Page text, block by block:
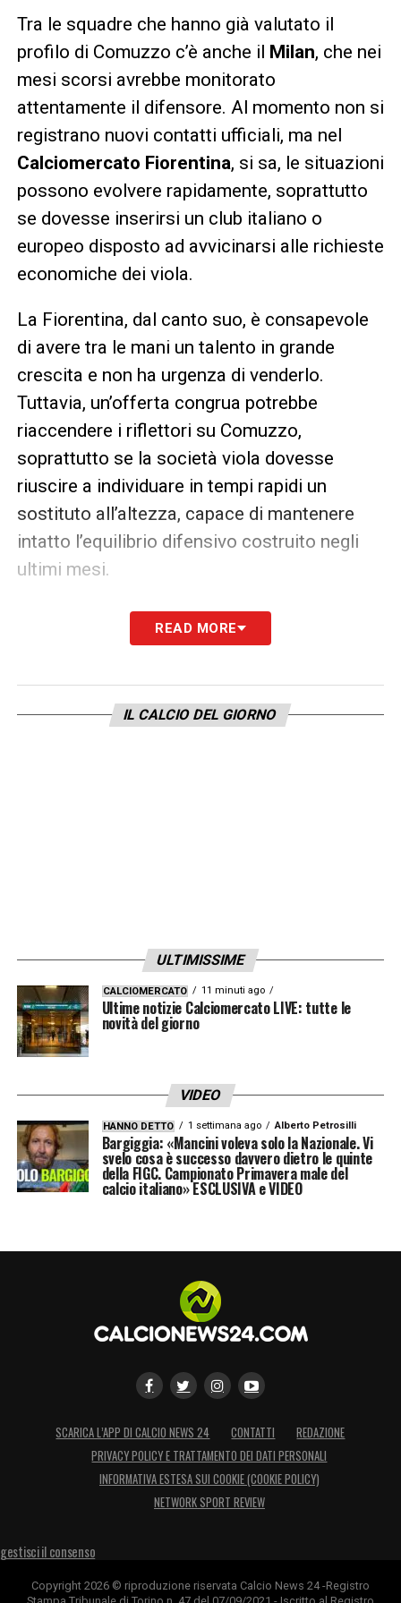
Tra le squadre che hanno già valutato il
profilo di Comuzzo c’è anche il Milan, che nei
mesi scorsi avrebbe monitorato
attentamente il difensore. Al momento non si
registrano nuovi contatti ufficiali, ma nel
Calciomercato Fiorentina, si sa, le situazioni
possono evolvere rapidamente, soprattutto
se dovesse inserirsi un club italiano o
europeo disposto ad avvicinarsi alle richieste
economiche dei viola.
La Fiorentina, dal canto suo, è consapevole
di avere tra le mani un talento in grande
crescita e non ha urgenza di venderlo.
Tuttavia, un’offerta congrua potrebbe
riaccendere i riflettori su Comuzzo,
soprattutto se la società viola dovesse
riuscire a individuare in tempi rapidi un
sostituto all’altezza, capace di mantenere
intatto l’equilibrio difensivo costruito negli
ultimi mesi.
Calciomercato Fiorentina: ultimi
giorni di valutazioni
Con la chiusura della sessione di mercato
alle porte, il Calciomercato Fiorentinaentra
scrivere, e la Fiorentina resta alla finestra,
pronta a cogliere l’opportunità giusta.
LA PLAYLIST DELLE NOSTRE TOP NEWS
READ MORE
IL CALCIO DEL GIORNO
ULTIMISSIME
CALCIOMERCATO 11 minuti ago
Ultime notizie Calciomercato LIVE: tutte le
novità del giorno
VIDEO
HANNO DETTO 1 settimana ago Alberto Petrosilli
Bargiggia: «Mancini voleva solo la Nazionale. Vi
svelo cosa è successo davvero dietro le quinte
della FIGC. Campionato Primavera male del
calcio italiano» ESCLUSIVA e VIDEO
SCARICA L’APP DI CALCIO NEWS 24 CONTATTI
REDAZIONE
PRIVACY POLICY E TRATTAMENTO DEI DATI PERSONALI
INFORMATIVA ESTESA SUI COOKIE (COOKIE POLICY)
NETWORK SPORT REVIEW
gestisci il consenso
Copyright 2026 © riproduzione riservata Calcio News 24 -Registro